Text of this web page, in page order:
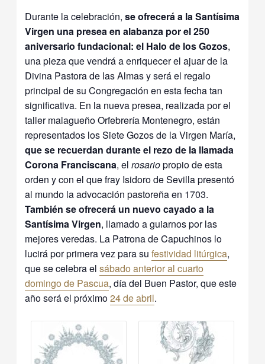
Durante la celebración,se ofrecerá a la Santísima
Virgen una presea en alabanza por el 250
aniversario fundacional: el Halo de los Gozos,
una pieza que vendrá a enriquecer el ajuar de la
Divina Pastora de las Almas y será el regalo
principal de su Congregación en esta fecha tan
significativa. En la nueva presea, realizada por el
taller malagueño Orfebrería Montenegro, están
representados los Siete Gozos de la Virgen María,
que se recuerdan durante el rezo de la llamada
Corona Franciscana, elrosariopropio de esta
orden y con el que fray Isidoro de Sevilla presentó
al mundo la advocación pastoreña en 1703.
También se ofrecerá un nuevo cayado a la
Santísima Virgen, llamado a guiarnos por las
mejores veredas. La Patrona de Capuchinos lo
lucirá por primera vez para sufestividad litúrgica,
que se celebra elsábado anterior al cuarto
domingo de Pascua, día del Buen Pastor, que este
año será el próximo24 de abril.